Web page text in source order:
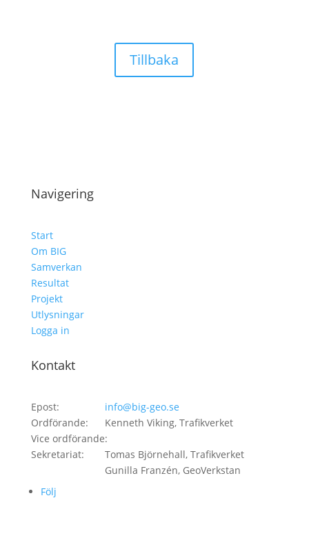
Tillbaka
Navigering
Start
Om BIG
Samverkan
Resultat
Projekt
Utlysningar
Logga in
Kontakt
Epost:
info@big-geo.se
Ordförande:
Kenneth Viking, Trafikverket
Vice ordförande:
Tomas Björnehall, Trafikverket
Sekretariat:
Gunilla Franzén, GeoVerkstan
Följ